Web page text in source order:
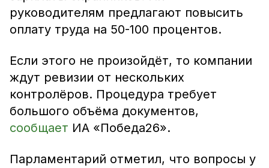
руководителям предлагают повысить
оплату труда на 50-100 процентов.
Если этого не произойдёт, то компании
ждут ревизии от нескольких
контролёров. Процедура требует
большого объёма документов,
сообщает ИА «Победа26».
Парламентарий отметил, что вопросы у